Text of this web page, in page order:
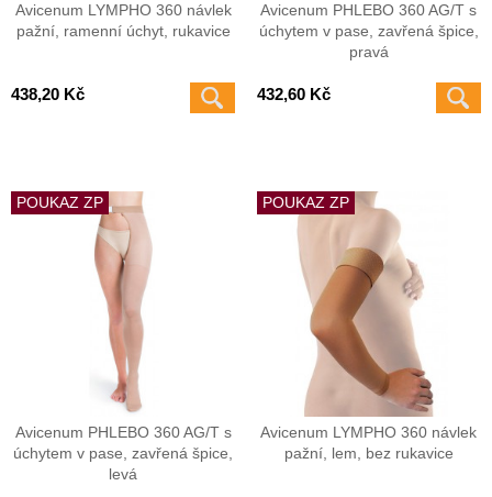
Avicenum LYMPHO 360 návlek
pažní, ramenní úchyt, rukavice
438,20 Kč
Avicenum PHLEBO 360 AG/T s
úchytem v pase, zavřená špice,
pravá
432,60 Kč
POUKAZ ZP
Avicenum PHLEBO 360 AG/T s
úchytem v pase, zavřená špice,
levá
POUKAZ ZP
Avicenum LYMPHO 360 návlek
pažní, lem, bez rukavice